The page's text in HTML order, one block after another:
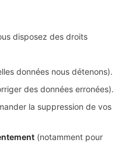
disposez des droits
données nous détenons).
des données erronées).
la suppression de vos
(notamment pour